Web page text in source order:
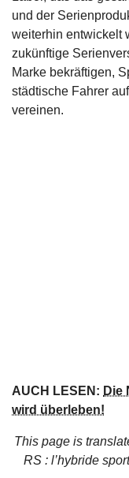
und der
weiterhin entwickelt
zukünftige
Marke bekräftigen,
städtische Fahrer
vereinen.
AUCH LESEN: Die
wird überleben!
This page is
RS : l’hybride